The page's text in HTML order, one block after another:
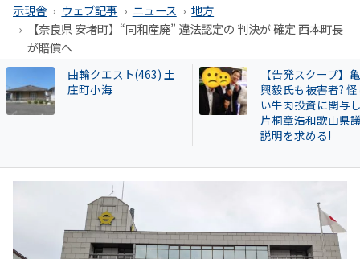
示現舎 ウェブ記事 ニュース
地方
【奈良県 安堵町】“同和産廃” 違法認定の 判決が 確定 西本町長
が賠償へ
【告発スクープ】亀田
興毅氏も被害者? 怪し
【名古屋市】なぜ
署員は保護した猫
場に戻したか？
遺棄事件が影響し
も